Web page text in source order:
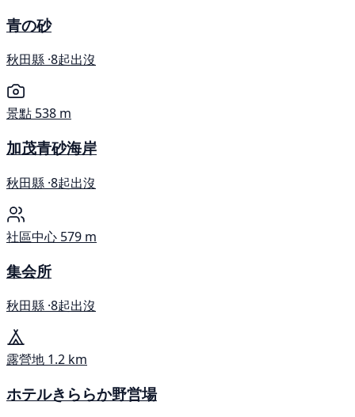
青の砂
秋田縣 ·8起出沒
景點 538 m
加茂青砂海岸
秋田縣 ·8起出沒
社區中心 579 m
集会所
秋田縣 ·8起出沒
露營地 1.2 km
ホテルきららか野営場